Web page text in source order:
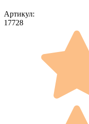
Артикул:
17728